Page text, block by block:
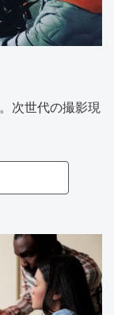
次世代の撮影現